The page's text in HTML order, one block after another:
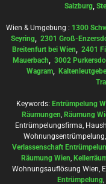
Salzburg,
Wien & Umgebung : 1300
Seyring, 2301 Groß-
Breitenfurt bei Wien, 2401
Mauerbach, 3002
Wagram,
Keywords: Entrümpelung
Räumungen, Räumung
Entrümpelungsfirma,
Verlassenschaft
Räumung Wien,
Wohnungsauflösung Wien,
Entrümpelung,